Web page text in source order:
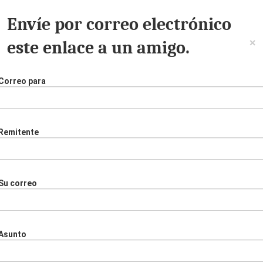
Envíe por correo electrónico
este enlace a un amigo.
×
para
correo